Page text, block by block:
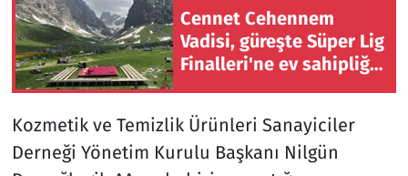
Cennet Cehennem
Vadisi, güreşte Süper Lig
Finalleri'ne ev sahipliği
Kozmetik ve Temizlik Ürünleri Sanayiciler
Derneği Yönetim Kurulu Başkanı Nilgün
Teknoloji ve Bilim
Televizyon